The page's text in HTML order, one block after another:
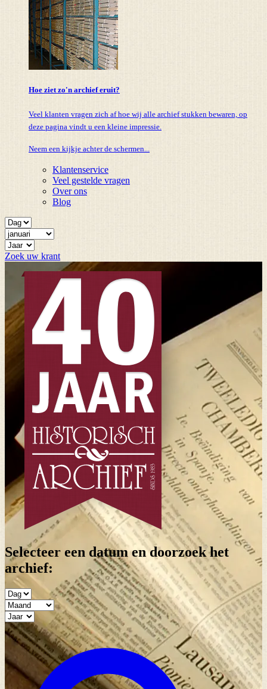
Hoe ziet zo'n archief eruit?
Veel klanten vragen zich af hoe wij alle archief stukken bewaren, op
deze pagina vindt u een kleine impressie.
Neem een kijkje achter de schermen...
Klantenservice
Veel gestelde vragen
Over ons
Blog
Zoek uw krant
Selecteer een datum en doorzoek het
archief: